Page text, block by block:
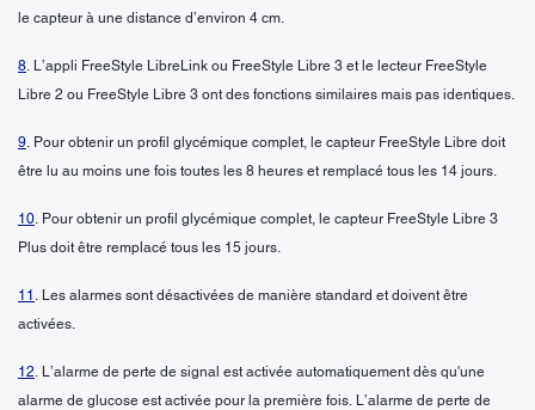
le capteur à une distance d’environ 4 cm.
8. L’appli FreeStyle LibreLink ou FreeStyle Libre 3 et le lecteur FreeStyle
Libre 2 ou FreeStyle Libre 3 ont des fonctions similaires mais pas identiques.
9. Pour obtenir un profil glycémique complet, le capteur FreeStyle Libre doit
être lu au moins une fois toutes les 8 heures et remplacé tous les 14 jours.
10. Pour obtenir un profil glycémique complet, le capteur FreeStyle Libre 3
Plus doit être remplacé tous les 15 jours.
11 . Les alarmes sont désactivées de manière standard et doivent être
activées.
12. L’alarme de perte de signal est activée automatiquement dès qu'une
alarme de glucose est activée pour la première fois. L’alarme de perte de